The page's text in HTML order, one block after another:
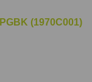
(1970C001)